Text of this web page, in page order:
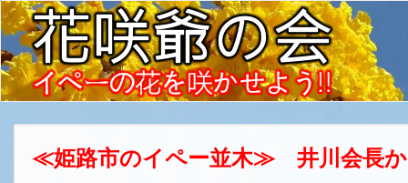
≪姫路市のイペー並木≫ 井川会長か